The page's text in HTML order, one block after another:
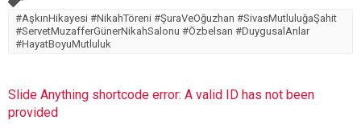
#AşkınHikayesi #NikahTöreni #ŞuraVeOğuzhan #SivasMutluluğaŞahit
#ServetMuzafferGünerNikahSalonu #Özbelsan #DuygusalAnlar
#HayatBoyuMutluluk
Slide Anything shortcode error: A valid ID has not been
provided